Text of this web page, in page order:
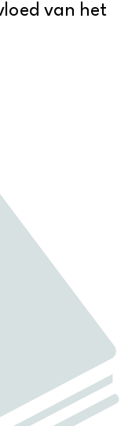
van het